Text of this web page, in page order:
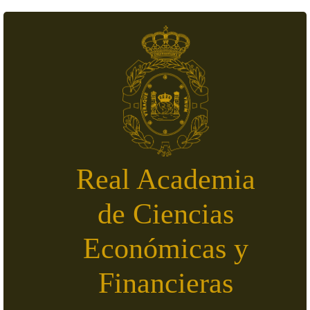
Real Academia
de Ciencias
Económicas y
Financieras